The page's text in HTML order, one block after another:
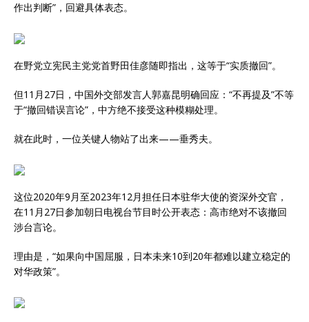
作出判断”，回避具体表态。
在野党立宪民主党党首野田佳彦随即指出，这等于“实质撤回”。
但11月27日，中国外交部发言人郭嘉昆明确回应：“不再提及”不等
于“撤回错误言论”，中方绝不接受这种模糊处理。
就在此时，一位关键人物站了出来——垂秀夫。
这位2020年9月至2023年12月担任日本驻华大使的资深外交官，
在11月27日参加朝日电视台节目时公开表态：高市绝对不该撤回
涉台言论。
理由是，“如果向中国屈服，日本未来10到20年都难以建立稳定的
对华政策”。